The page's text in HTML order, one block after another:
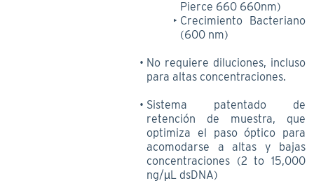
Pierce 660 660nm)
Crecimiento Bacteriano
(600 nm)
No requiere diluciones, incluso
para altas concentraciones.
Sistema patentado de
retención de muestra, que
optimiza el paso óptico para
acomodarse a altas y bajas
concentraciones (2 to 15,000
ng/µL dsDNA)